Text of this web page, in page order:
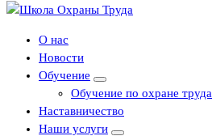
СОУТ Воронеж
О нас
Новости
Обучение
Обучение по охране труда
Наставничество
Наши услуги